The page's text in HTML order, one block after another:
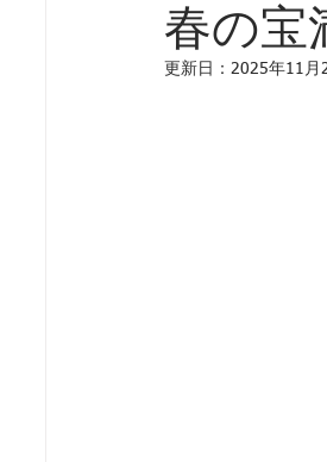
福岡 旅のプ
春の宝
更新日： 2025年11月